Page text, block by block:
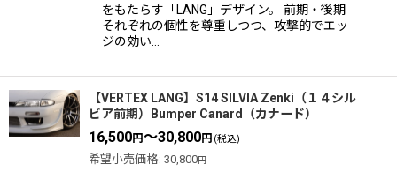
をもたらす「LANG」デザイン。 前期・後期
それぞれの個性を尊重しつつ、攻撃的でエッ
ジの効い…
【VERTEX LANG】S14 SILVIA Zenki（１４シル
ビア前期）Bumper Canard（カナード）
16,500円～30,800円 (税込)
希望小売価格: 30,800円